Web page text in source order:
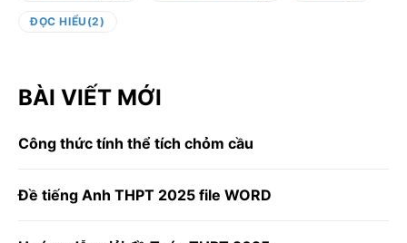
ĐỌC HIỂU (2)
BÀI VIẾT MỚI
Công thức tính thể tích chỏm cầu
Đề tiếng Anh THPT 2025 file WORD